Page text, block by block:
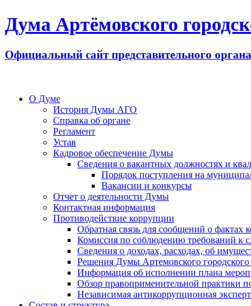
Дума Артёмовского
Официальный сайт представительного
О Думе
История Думы АГО
Справка об органе
Регламент
Устав
Кадровое обеспечение Думы
Сведения о вакантных должностях и
Порядок поступления на
Вакансии и конкурсы
Отчет о деятельности Думы
Контактная информация
Противодействие коррупции
Обратная связь для сообщений о фактах
Комиссия по соблюдению требований к
Сведения о доходах, расходах, об
Решения Думы Артемовского
Информация об исполнении плана
Обзор правоприменительной практики
Независимая антикоррупционная